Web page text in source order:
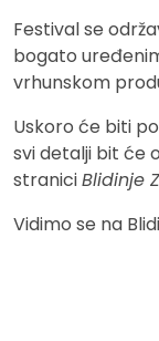
Festival se
bogato
vrhunskom
Uskoro će biti
svi detalji bit će
straniciBlidinje
Vidimo se na